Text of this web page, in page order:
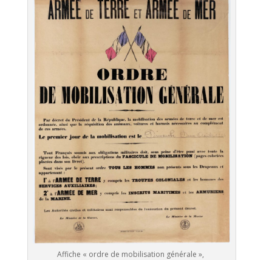
Affiche « ordre de mobilisation générale »,